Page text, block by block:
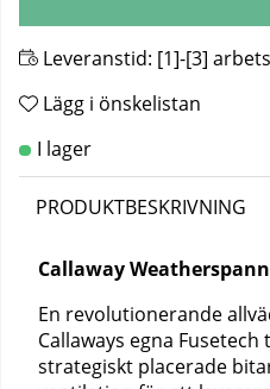
Leveranstid: [1]-[3]
Lägg i önskelistan
PRODUKTBESKRIVNING
Callaway
En revolutionerande
Callaways egna
strategiskt placerade